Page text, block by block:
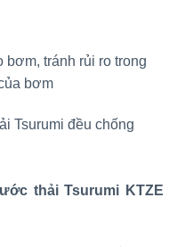
tránh rủi ro trong
bơm
Tsurumi đều chống
thải Tsurumi KTZE